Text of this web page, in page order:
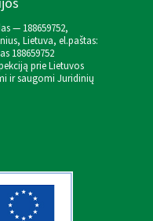
— 188659752,
Lietuva, el.paštas:
188659752
prie Lietuvos
ir saugomi Juridinių